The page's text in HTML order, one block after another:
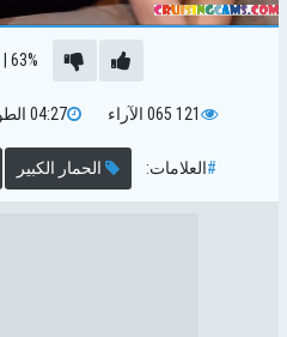
63%
|
121 065 الآراء 04:27
#العلامات: الحمار الكبير